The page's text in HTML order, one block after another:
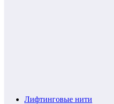
Лифтинговые нити